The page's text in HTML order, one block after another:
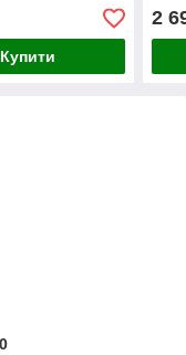
Купити
2